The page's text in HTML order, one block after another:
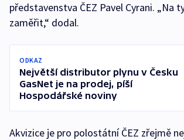
představenstva ČEZ Pavel Cyrani. „Na
zaměřit,“ dodal.
ODKAZ
Největší distributor plynu v Česku
GasNet je na prodej, píší
Hospodářské noviny
Akvizice je pro polostátní ČEZ zřejmě